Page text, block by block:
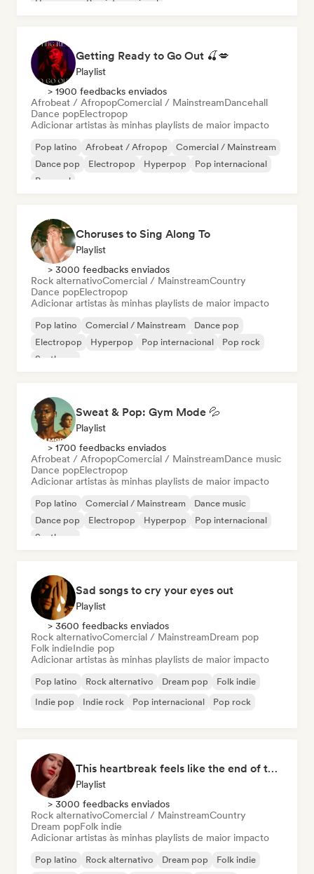
Hyperpop Pop internacional
Getting Ready to Go Out 🍒💋
Playlist
> 1900 feedbacks enviados
Afrobeat / AfropopComercial / MainstreamDancehall
Dance popElectropop
Adicionar artistas às minhas playlists de maior impacto
Pop latino Afrobeat / Afropop
Comercial / Mainstream
Dance pop
Electropop Hyperpop
Pop internacional
Pop soul
Choruses to Sing Along To
Playlist
> 3000 feedbacks enviados
Rock alternativoComercial / MainstreamCountry
Dance popElectropop
Adicionar artistas às minhas playlists de maior impacto
Pop latino Comercial / Mainstream
Dance pop
Electropop
Hyperpop Pop internacional
Pop rock
Synthpop
Sweat & Pop: Gym Mode 💦
Playlist
> 1700 feedbacks enviados
Afrobeat / AfropopComercial / MainstreamDance music
Dance popElectropop
Adicionar artistas às minhas playlists de maior impacto
Pop latino Comercial / Mainstream
Dance music
Dance pop
Electropop Hyperpop
Pop internacional
Synthpop
Sad songs to cry your eyes out
Playlist
> 3600 feedbacks enviados
Rock alternativoComercial / MainstreamDream pop
Folk indieIndie pop
Adicionar artistas às minhas playlists de maior impacto
Pop latino Rock alternativo Dream pop
Folk indie
Indie pop
Indie rock Pop internacional Pop rock
This heartbreak feels like the end of the world
Playlist
> 3000 feedbacks enviados
Rock alternativoComercial / MainstreamCountry
Dream popFolk indie
Adicionar artistas às minhas playlists de maior impacto
Pop latino Rock alternativo Dream pop
Folk indie